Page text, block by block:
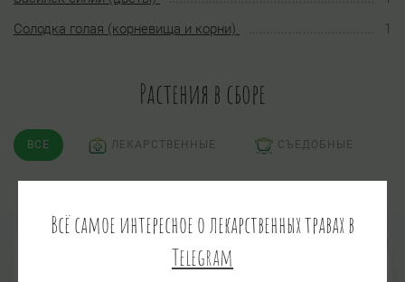
Солодка голая (корневища и корни)
1
Растения в сборе
ВСЕ ЛЕКАРСТВЕННЫЕ СЪЕДОБНЫЕ
Василёк синий
Centaurea суanus L.
Всё самое интересное о лекарственных травах в
Telegram